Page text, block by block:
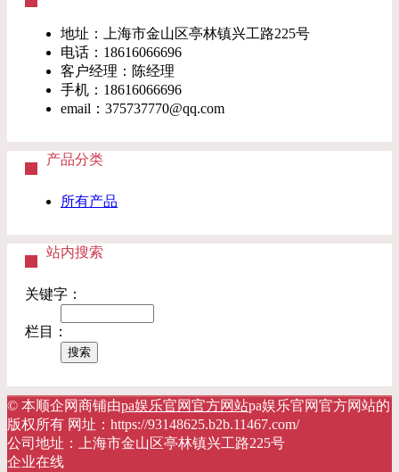
地址：上海市金山区亭林镇兴工路225号
电话： 18616066696
客户经理：陈经理
手机： 18616066696
email： 375737770@qq.com
产品分类
所有产品
站内搜索
关键字：
栏目：
© 本顺企网商铺由pa娱乐官网官方网站pa娱乐官网官方网站的
版权所有 网址：https://93148625.b2b.11467.com/
公司地址：上海市金山区亭林镇兴工路225号
企业在线